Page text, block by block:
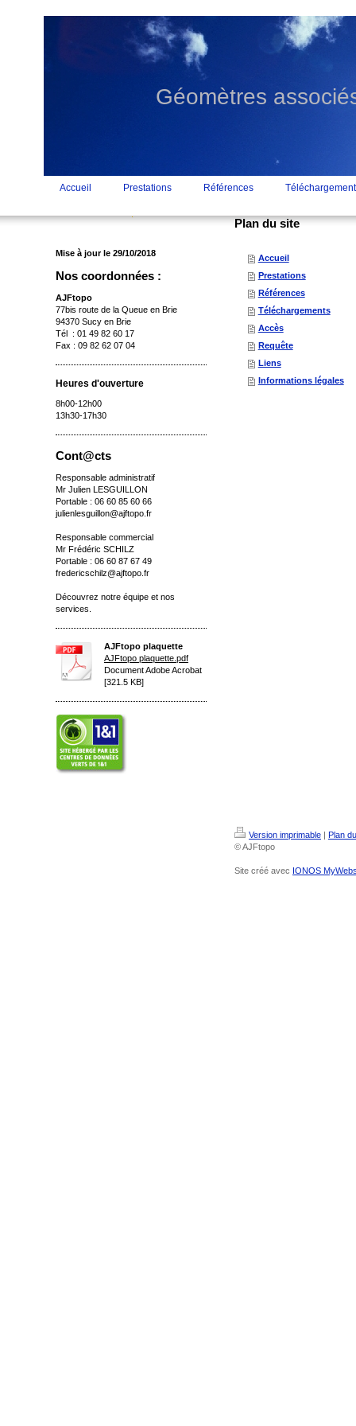
Géomètres
Accueil Prestations Références
Mise à jour le 29/10/2018
Nos coordonnées :
AJFtopo
77bis route de la Queue en Brie
94370 Sucy en Brie
Tél : 01 49 82 60 17
Fax : 09 82 62 07 04
Heures d'ouverture
8h00-12h00
13h30-17h30
Cont@cts
Responsable administratif
Mr Julien LESGUILLON
Portable : 06 60 85 60 66
julienlesguillon@ajftopo.fr
Responsable commercial
Mr Frédéric SCHILZ
Portable : 06 60 87 67 49
fredericschilz@ajftopo.fr
Découvrez notre équipe et nos
services.
AJFtopo plaquette
AJFtopo plaquette.pdf
Document Adobe Acrobat
[321.5 KB]
Plan du site
Accueil
Prestations
Références
Téléchargements
Accès
Requête
Liens
Informations légales
Version imprimable | Plan
© AJFtopo
Site créé avec IONOS